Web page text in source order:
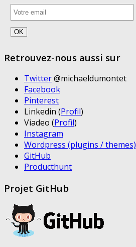
Retrouvez-nous aussi sur
Twitter@michaeldumontet
Facebook
Pinterest
Linkedin (Profil)
Viadeo (Profil)
Instagram
Wordpress (plugins / themes)
GitHub
Producthunt
Projet GitHub